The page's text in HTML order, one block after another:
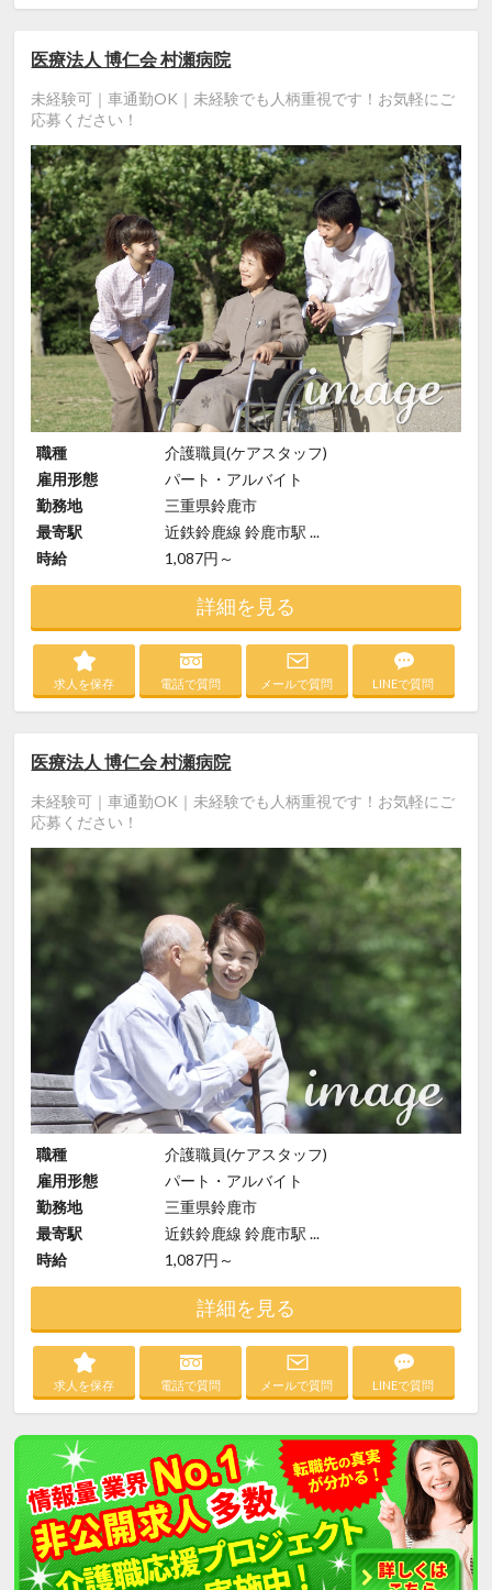
医療法人 博仁会 村瀬病院
未経験可｜車通勤OK｜未経験でも人柄重視です！お気軽にご
応募ください！
職種
介護職員(ケアスタッフ)
雇用形態
パート・アルバイト
勤務地
三重県鈴鹿市
最寄駅
近鉄鈴鹿線 鈴鹿市駅 ...
時給
1,087円～
詳細を見る
求人を保存 電話で質問 メールで質問 LINEで質問
医療法人 博仁会 村瀬病院
未経験可｜車通勤OK｜未経験でも人柄重視です！お気軽にご
応募ください！
職種
介護職員(ケアスタッフ)
雇用形態
パート・アルバイト
勤務地
三重県鈴鹿市
最寄駅
近鉄鈴鹿線 鈴鹿市駅 ...
時給
1,087円～
詳細を見る
求人を保存 電話で質問 メールで質問 LINEで質問